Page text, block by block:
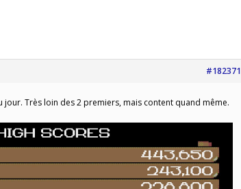
#182371
jour. Très loin des 2 premiers, mais content quand même.